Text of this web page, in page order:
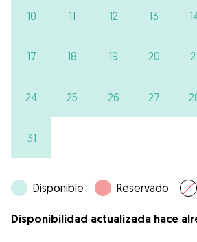
10 11 12 13
17 18 19 20
24 25 26 27
31
Disponible Reservado
Disponibilidad actualizada hace